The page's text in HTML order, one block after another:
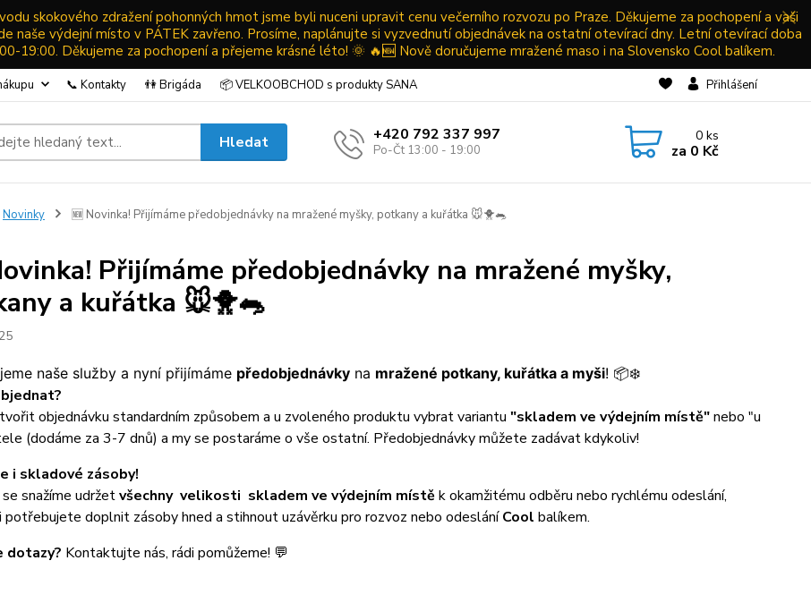
skokového zdražení pohonných hmot jsme byli nuceni upravit cenu večerního rozvozu po Praze. Děkujeme za pochopení a vaši
naše výdejní místo v PÁTEK zavřeno. Prosíme, naplánujte si vyzvednutí objednávek na ostatní otevírací dny. Letní otevírací doba
19:00. Děkujeme za pochopení a přejeme krásné léto! 🌞 🔥🆕 Nově doručujeme mražené maso i na Slovensko Cool balíkem.
📞 Kontakty 👫 Brigáda 📦 VELKOOBCHOD s produkty SANA Přihlášení
Hledat +420 792 337 997
Po-Čt 13:00 - 19:00
0ks
za 0 Kč
Novinky 🆕 Novinka! Přijímáme předobjednávky na mražené myšky, potkany a kuřátka 🐭🐥🐀
Přijímáme předobjednávky na mražené myšky,
a kuřátka 🐭🐥🐀
naše služby a nyní přijímáme předobjednávkyna mražené potkany, kuřátka a myši! 📦❄️
objednávku standardním způsobem a u zvoleného produktu vybrat variantu "skladem ve výdejním místě"nebo "u
(dodáme za 3-7 dnů) a my se postaráme o vše ostatní. Předobjednávky můžete zadávat kdykoliv!
i skladové zásoby!
snažíme udržetvšechny velikosti skladem ve výdejním místě k okamžitému odběru nebo rychlému odeslání,
potřebujete doplnit zásoby hned a stihnout uzávěrku pro rozvoz nebo odesláníCool balíkem.
dotazy? Kontaktujte nás, rádi pomůžeme! 💬